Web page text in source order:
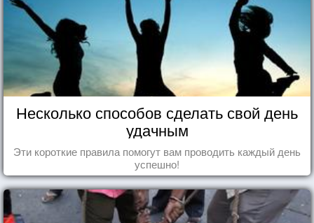
Несколько способов сделать свой день
удачным
Эти короткие правила помогут вам проводить каждый день
успешно!